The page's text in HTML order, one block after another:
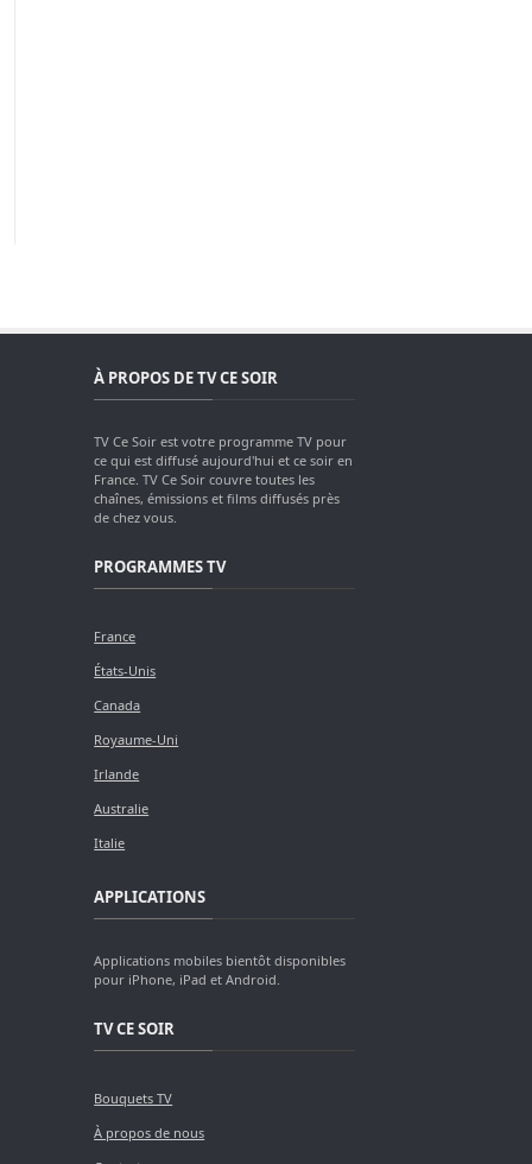
À PROPOS DE TV CE SOIR
TV Ce Soir est votre programme TV pour
ce qui est diffusé aujourd'hui et ce soir en
France. TV Ce Soir couvre toutes les
chaînes, émissions et films diffusés près
de chez vous.
PROGRAMMES TV
France
États-Unis
Canada
Royaume-Uni
Irlande
Australie
Italie
APPLICATIONS
Applications mobiles bientôt disponibles
pour iPhone, iPad et Android.
TV CE SOIR
Bouquets TV
À propos de nous